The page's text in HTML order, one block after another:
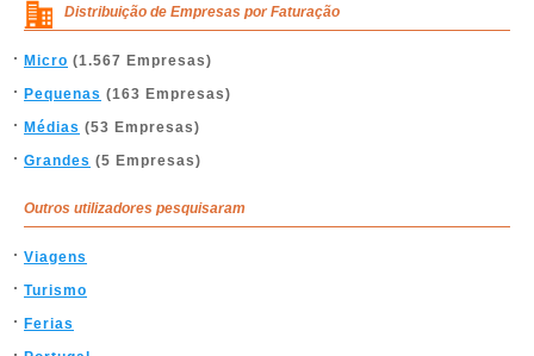
Distribuição de Empresas por Faturação
Micro (1.567 Empresas)
Pequenas (163 Empresas)
Médias (53 Empresas)
Grandes (5 Empresas)
Outros utilizadores pesquisaram
Viagens
Turismo
Ferias